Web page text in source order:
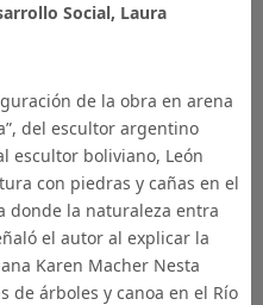
Social, Laura
de la obra en arena
del escultor argentino
escultor boliviano, León
con piedras y cañas en el
donde la naturaleza entra
el autor al explicar la
Karen Macher Nesta
de árboles y canoa en el Río